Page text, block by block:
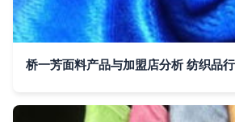
桥一芳面料产品与加盟店分析 纺织品